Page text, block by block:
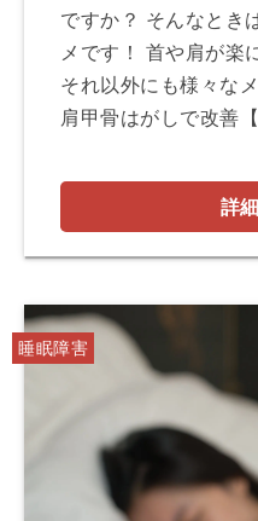
ですか？ そんなとき
メです！ 首や肩が楽
それ以外にも様々な
肩甲骨はがしで改善
詳
睡眠障害